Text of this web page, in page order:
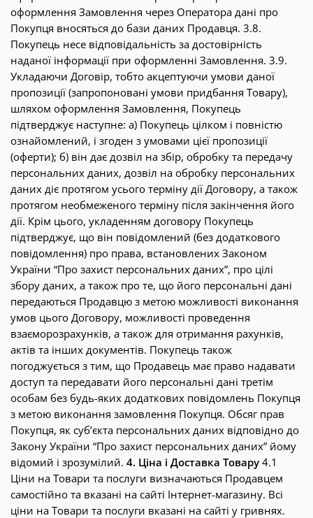
оформлення Замовлення через Оператора дані про
Покупця вносяться до бази даних Продавця. 3.8.
Покупець несе відповідальність за достовірність
наданої інформації при оформленні Замовлення. 3.9.
Укладаючи Договір, тобто акцептуючи умови даної
пропозиції (запропоновані умови придбання Товару),
шляхом оформлення Замовлення, Покупець
підтверджує наступне: а) Покупець цілком і повністю
ознайомлений, і згоден з умовами цієї пропозиції
(оферти); б) він дає дозвіл на збір, обробку та передачу
персональних даних, дозвіл на обробку персональних
даних діє протягом усього терміну дії Договору, а також
протягом необмеженого терміну після закінчення його
дії. Крім цього, укладенням договору Покупець
підтверджує, що він повідомлений (без додаткового
повідомлення) про права, встановлених Законом
України “Про захист персональних даних”, про цілі
збору даних, а також про те, що його персональні дані
передаються Продавцю з метою можливості виконання
умов цього Договору, можливості проведення
взаєморозрахунків, а також для отримання рахунків,
актів та інших документів. Покупець також
погоджується з тим, що Продавець має право надавати
доступ та передавати його персональні дані третім
особам без будь-яких додаткових повідомлень Покупця
з метою виконання замовлення Покупця. Обсяг прав
Покупця, як суб’єкта персональних даних відповідно до
Закону України “Про захист персональних даних” йому
відомий і зрозумілий. 4. Ціна і Доставка Товару 4.1
Ціни на Товари та послуги визначаються Продавцем
самостійно та вказані на сайті Інтернет-магазину. Всі
ціни на Товари та послуги вказані на сайті у гривнях.